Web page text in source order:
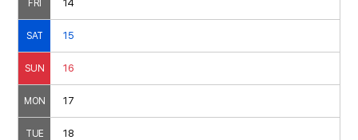
FRI 14
SAT 15
SUN 16
MON 17
TUE 18